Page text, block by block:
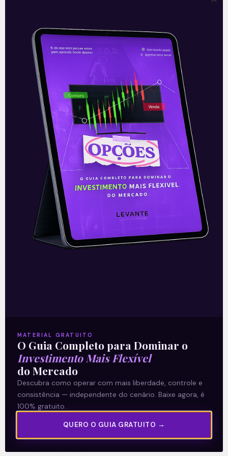
Positivo vence licitação para
urnas eletrônicas
A Positivo Tecnologia (POSI3) foi
confirmada como empresa vencedora
do processo licitatório aberto pelo TSE
(Tribunal Superior Eleitoral) para
produção e fornecimento de urnas
eletrônicas.
Leia mais
28/12/2021
Sobre nós
Termos e Condições
Política de Privacidade
Explore
E Eu Com Isso?
MATERIAL GRATUITO
O Guia Completo para Dominar o
Investimento Mais Flexível
do Mercado
Descubra como operar com mais liberdade, controle e
consistência — independente do cenário. Baixe agora, é
100% gratuito.
QUERO O GUIA GRATUITO →